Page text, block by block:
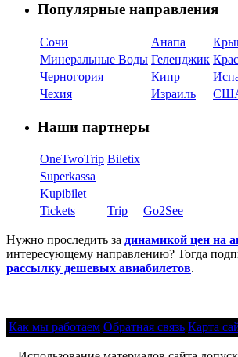
Популярные направления
Сочи Анапа
Минеральные Воды Геленджик
Черногория
Кипр
Чехия
Израиль
Наши партнеры
OneTwoTrip Biletix
Superkassa
Kupibilet
Tickets
Trip Go2See
Нужно проследить за динамикой цен на
интересующему направлению? Тогда
рассылку дешевых авиабилетов.
Как мы работаем Обратная связь Карта